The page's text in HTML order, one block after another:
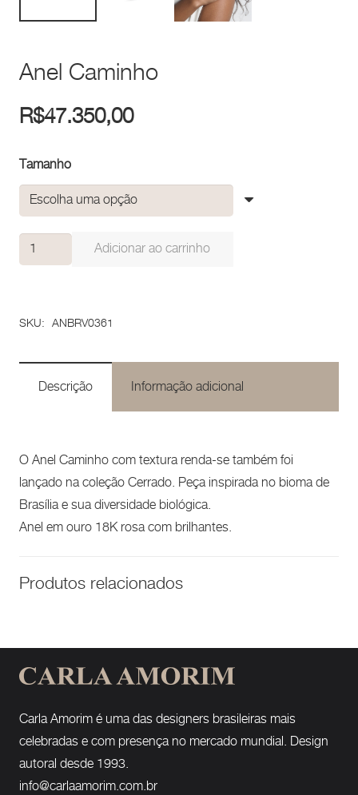
Anel Caminho
R$47.350,00
Tamanho
Anel
Caminho
Adicionar ao carrinho
SKU: ANBRV0361
Descrição Informação adicional
O Anel Caminho com textura renda-se também foi
lançado na coleção Cerrado. Peça inspirada no bioma de
Brasília e sua diversidade biológica.
Anel em ouro 18K rosa com brilhantes.
Produtos relacionados
Carla Amorim é uma das designers brasileiras mais
celebradas e com presença no mercado mundial. Design
autoral desde 1993.
info@carlaamorim.com.br